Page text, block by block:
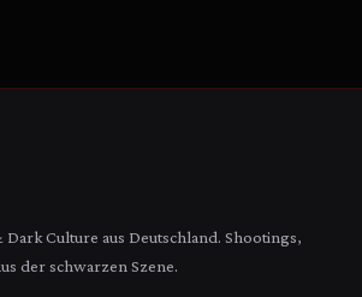
Culture aus Deutschland. Shootings,
der schwarzen Szene.